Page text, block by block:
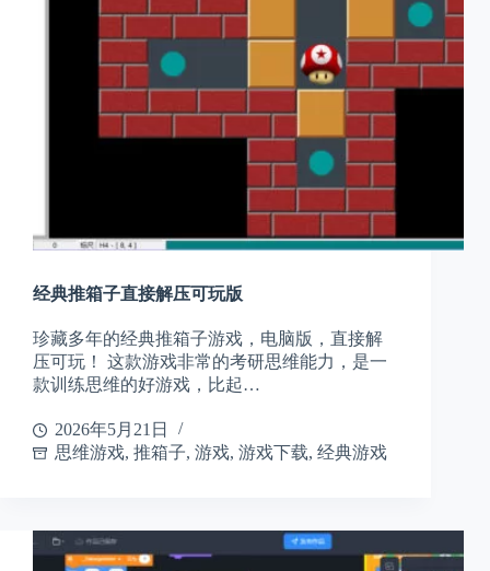
经典推箱子直接解压可玩版
珍藏多年的经典推箱子游戏，电脑版，直接解
压可玩！ 这款游戏非常的考研思维能力，是一
款训练思维的好游戏，比起…
2026年5月21日
思维游戏, 推箱子, 游戏, 游戏下载, 经典游戏